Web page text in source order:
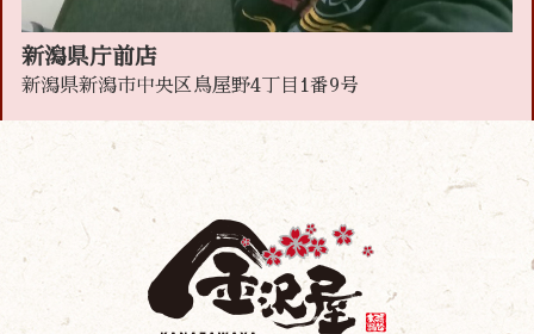
新潟県庁前店
新潟県新潟市中央区鳥屋野4丁目1番9号